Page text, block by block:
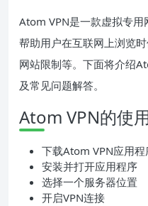
Atom VPN是一款虚拟专用
帮助用户在互联网上浏览
网站限制等。下面将介绍
及常见问题解答。
Atom VPN的使
下载Atom VPN应用程
安装并打开应用程序
选择一个服务器位置
开启VPN连接